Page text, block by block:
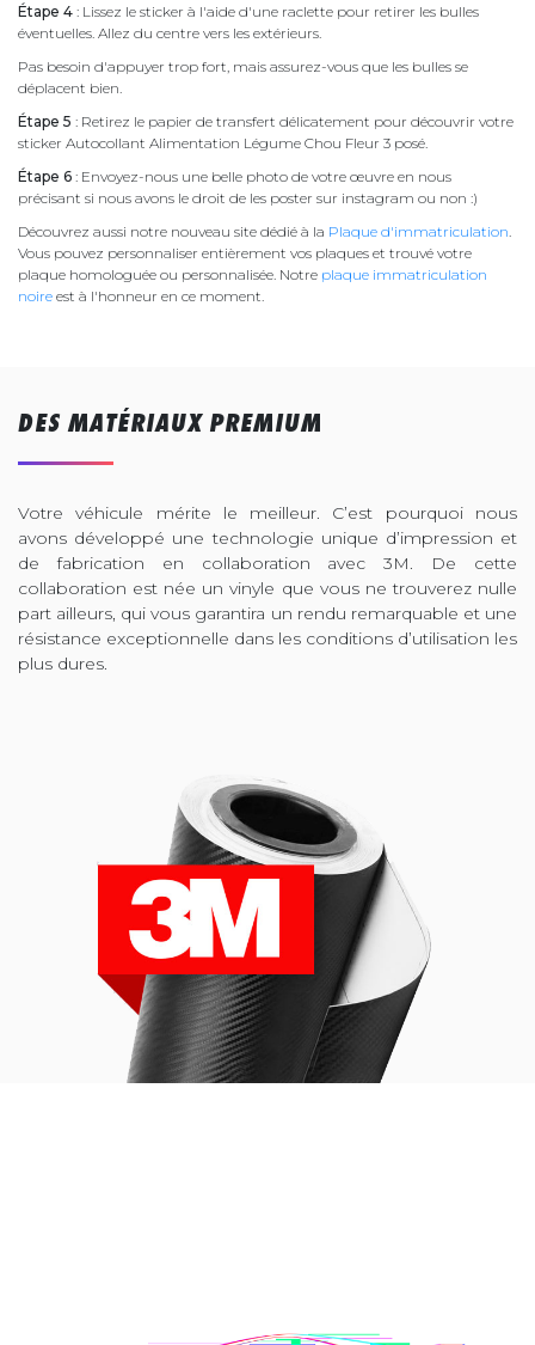
Étape 4 : Lissez le sticker à l'aide d'une raclette pour retirer les bulles
éventuelles. Allez du centre vers les extérieurs.
Pas besoin d'appuyer trop fort, mais assurez-vous que les bulles se
déplacent bien.
Étape 5 : Retirez le papier de transfert délicatement pour découvrir votre
sticker Autocollant Alimentation Légume Chou Fleur 3 posé.
Étape 6 : Envoyez-nous une belle photo de votre œuvre en nous
précisant si nous avons le droit de les poster sur instagram ou non :)
Découvrez aussi notre nouveau site dédié à la Plaque d'immatriculation
Vous pouvez personnaliser entièrement vos plaques et trouvé votre
plaque homologuée ou personnalisée. Notre plaque immatriculation
noire est à l'honneur en ce moment.
DES MATÉRIAUX PREMIUM
Votre véhicule mérite le meilleur. C’est pourquoi nous
avons développé une technologie unique d’impression et
de fabrication en collaboration avec 3M. De cette
collaboration est née un vinyle que vous ne trouverez nulle
part ailleurs, qui vous garantira un rendu remarquable et une
résistance exceptionnelle dans les conditions d’utilisation les
plus dures.